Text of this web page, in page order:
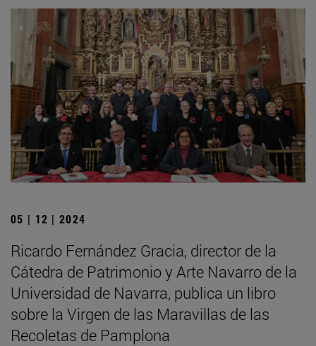
05 | 12 | 2024
Ricardo Fernández Gracia, director de la
Cátedra de Patrimonio y Arte Navarro de la
Universidad de Navarra, publica un libro
sobre la Virgen de las Maravillas de las
Recoletas de Pamplona